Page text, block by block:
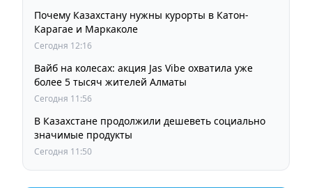
Почему Казахстану нужны курорты в Катон-
Карагае и Маркаколе
Сегодня 12:16
Вайб на колесах: акция Jas Vibe охватила уже
более 5 тысяч жителей Алматы
Сегодня 11:56
В Казахстане продолжили дешеветь социально
значимые продукты
Сегодня 11:50